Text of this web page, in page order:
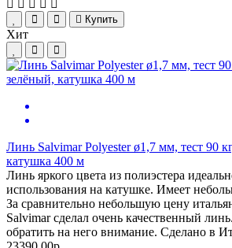
Купить
Хит
Линь Salvimar Polyester ø1,7 мм, тест 90
катушка 400 м
Линь яркого цвета из полиэстера
использования на катушке. Имеет
За сравнительно небольшую цену
Salvimar сделал очень качественный
обратить на него внимание. Сделано в